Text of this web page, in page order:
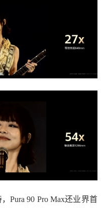
90 Pro Max还业界首